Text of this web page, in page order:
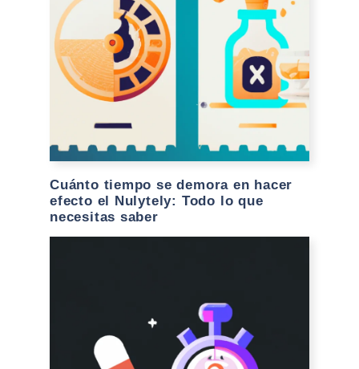
Cuánto tiempo se demora en hacer
efecto el Nulytely: Todo lo que
necesitas saber